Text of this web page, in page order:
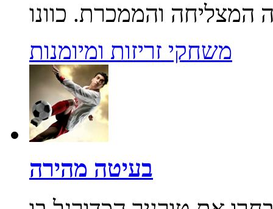
משחקי זריזות ומיומנות
בעיטה מהירה